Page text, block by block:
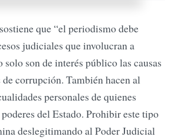
que “el periodismo debe
judiciales que involucran a
son de interés público las causas
de corrupción. También hacen al
personales de quienes
del Estado. Prohibir este tipo
deslegitimando al Poder Judicial